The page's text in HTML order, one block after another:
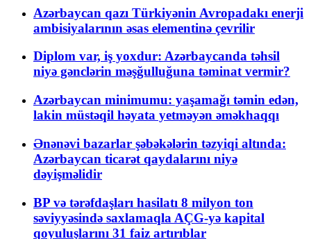
Azərbaycan qazı Türkiyənin Avropadakı enerji
ambisiyalarının əsas elementinə çevrilir
Diplom var, iş yoxdur: Azərbaycanda təhsil
niyə gənclərin məşğulluğuna təminat vermir?
Azərbaycan minimumu: yaşamağı təmin edən,
lakin müstəqil həyata yetməyən əməkhaqqı
Ənənəvi bazarlar şəbəkələrin təzyiqi altında:
Azərbaycan ticarət qaydalarını niyə
dəyişməlidir
BP və tərəfdaşları hasilatı 8 milyon ton
səviyyəsində saxlamaqla AÇG-yə kapital
qoyuluşlarını 31 faiz artırıblar